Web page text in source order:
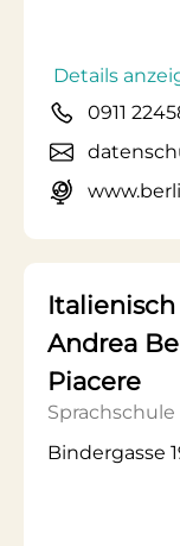
Details
0911
Andrea
Piacere
Sprachschule
Bindergasse